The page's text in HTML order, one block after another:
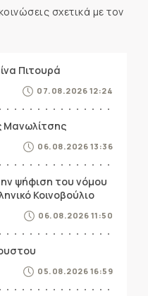
σχετικά με τον
Πιτουρά
07.08.2026 12:24
Μανωλίτσης
06.08.2026 13:36
ψήφιση του νόμου
Κοινοβούλιο
06.08.2026 11:50
05.08.2026 16:59